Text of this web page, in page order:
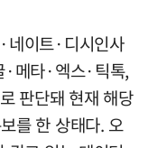
네이트·디시인사
·메타·엑스·틱톡,
판단돼 현재 해당
를 한 상태다. 오